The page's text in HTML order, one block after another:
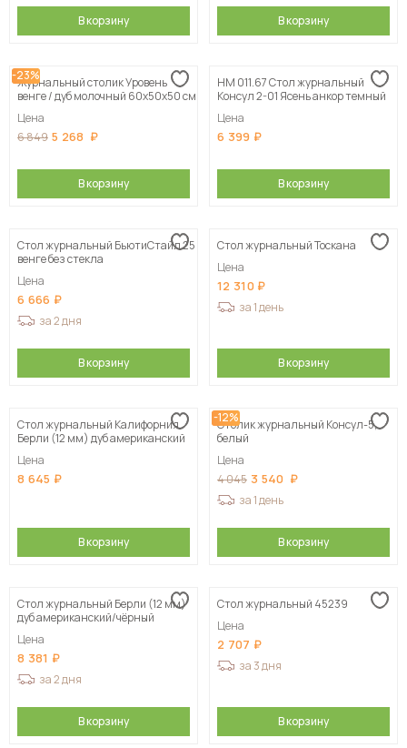
В корзину В корзину
-23%
Журнальный столик Уровень
венге / дуб молочный 60х50х50 см
Цена
6 849 5 268
В корзину
НМ 011.67 Стол журнальный
Консул 2-01 Ясень анкор темный
Цена
6 399
В корзину
Стол журнальный БьютиСтайл 25
венге без стекла
Цена
6 666
за 2 дня
В корзину
Стол журнальный Тоскана
Цена
12 310
за 1 день
В корзину
Стол журнальный Калифорния
Берли (12 мм) дуб американский
Цена
8 645
В корзину
-12%
Столик журнальный Консул-5,
белый
Цена
4 045 3 540
за 1 день
В корзину
Стол журнальный Берли (12 мм)
дуб американский/чёрный
Цена
8 381
за 2 дня
В корзину
Стол журнальный 45239
Цена
2 707
за 3 дня
В корзину